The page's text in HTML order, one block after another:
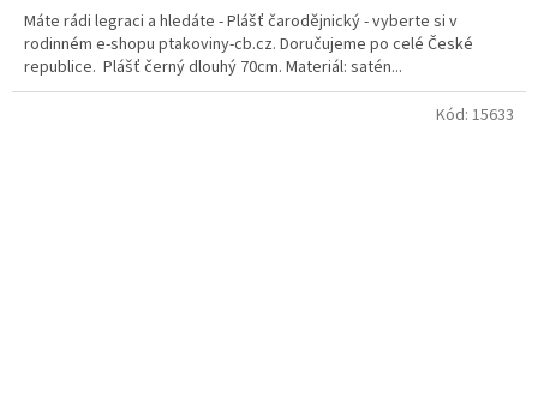
Máte rádi legraci a hledáte - Plášť čarodějnický - vyberte si v
rodinném e-shopu ptakoviny-cb.cz. Doručujeme po celé České
republice. Plášť černý dlouhý 70cm. Materiál: satén...
Kód: 15633